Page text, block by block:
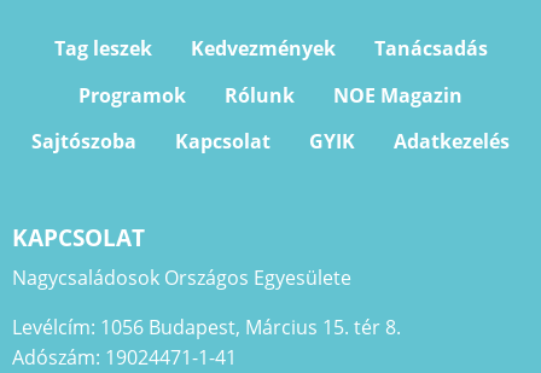
Tag leszek Kedvezmények
Tanácsadás
Programok
Rólunk
NOE Magazin
Sajtószoba
Kapcsolat GYIK Adatkezelés
KAPCSOLAT
Nagycsaládosok Országos Egyesülete
Levélcím: 1056 Budapest, Március 15. tér 8.
Adószám: 19024471-1-41